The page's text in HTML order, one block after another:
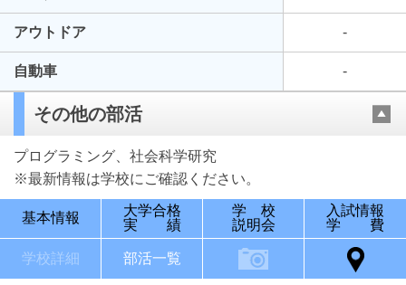
アウトドア -
自動車 -
その他の部活
プログラミング、社会科学研究
※最新情報は学校にご確認ください。
基本情報
大学合格
実 績
学 校
説明会
入試情報
学 費
学校詳細 部活一覧